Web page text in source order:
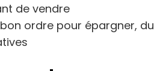
de vendre
bon ordre pour épargner, du